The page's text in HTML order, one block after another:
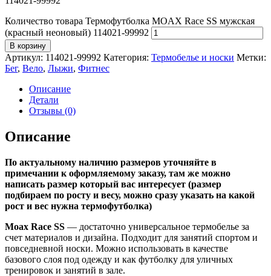
Количество товара Термофутболка MOAX Race SS мужская
(красный неоновый) 114021-99992
В корзину
Артикул: 114021-99992 Категория: Термобелье и носки Метки:
Бег, Вело, Лыжи, Фитнес
Описание
Детали
Отзывы (0)
Описание
По актуальному наличию размеров уточняйте в
примечании к оформляемому заказу, там же можно
написать размер который вас интересует (размер
подбираем по росту и весу, можно сразу указать на какой
рост и вес нужна термофутболка)
Moax Race SS — достаточно универсальное термобелье за
счет материалов и дизайна. Подходит для занятий спортом и
повседневной носки. Можно использовать в качестве
базового слоя под одежду и как футболку для уличных
тренировок и занятий в зале.